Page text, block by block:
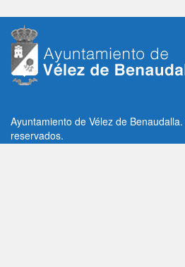
Ayuntamiento de Vélez de
reservados.